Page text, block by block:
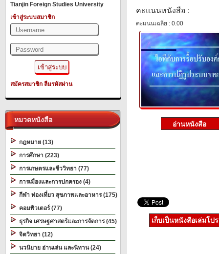
Tianjin Foreign Studies University
เข้าสู่ระบบสมาชิก
สมัครสมาชิก ลืมรหัสผ่าน
หมวดหนังสือ
กฎหมาย (13)
การศึกษา (223)
การเกษตรและชีววิทยา (77)
การเมืองและการปกครอง (4)
กีฬา ท่องเที่ยว สุขภาพและอาหาร (175)
คอมพิวเตอร์ (77)
ธุรกิจ เศรษฐศาสตร์และการจัดการ (45)
จิตวิทยา (12)
นวนิยาย อ่านเล่น และนิทาน (24)
คะแนนหนังสือ :
คะแนนเฉลี่ย : 0.00
เก็บเป็นหนังสือเล่มโป